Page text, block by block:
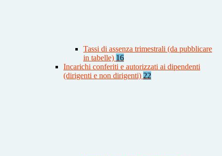
Tassi di assenza trimestrali (da pubblicare
in tabelle) 16
Incarichi conferiti e autorizzati ai dipendenti
(dirigenti e non dirigenti) 22